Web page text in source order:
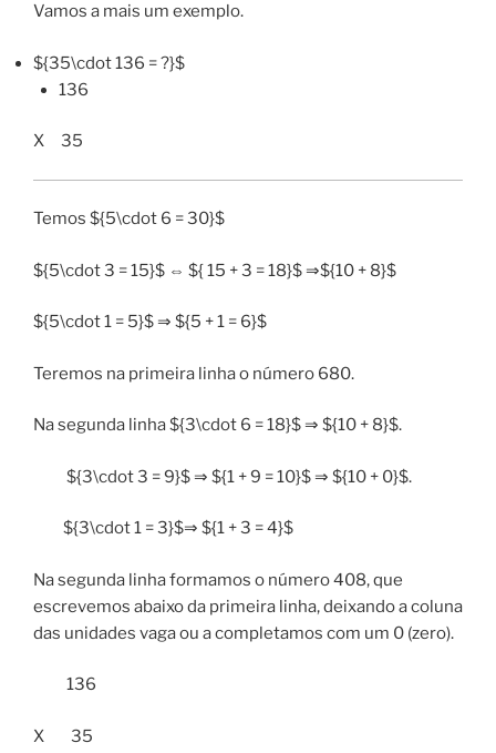
Vamos a mais um exemplo.
${35\cdot 136 = ?}$
136
X 35
Temos ${5\cdot 6 = 30}$
${5\cdot 3 = 15}$ ⇔ ${ 15 + 3 = 18}$ ⇒${10 + 8}$
${5\cdot 1 = 5}$ ⇒ ${5 + 1 = 6}$
Teremos na primeira linha o número 680.
Na segunda linha ${3\cdot 6 = 18}$ ⇒ ${10 + 8}$.
${3\cdot 3 = 9}$ ⇒ ${1 + 9 = 10}$ ⇒ ${10 + 0}$.
${3\cdot 1 = 3}$⇒ ${1 + 3 = 4}$
Na segunda linha formamos o número 408, que
escrevemos abaixo da primeira linha, deixando a coluna
das unidades vaga ou a completamos com um 0 (zero).
136
X 35